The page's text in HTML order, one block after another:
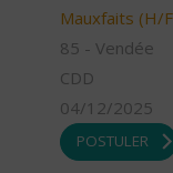
Mauxfaits (H/
85 - Vendée
CDD
04/12/2025
POSTULER